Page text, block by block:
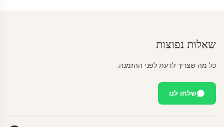
שאלות נפוצות
כל מה שצריך לדעת לפני ההזמנה.
שלחו לנו